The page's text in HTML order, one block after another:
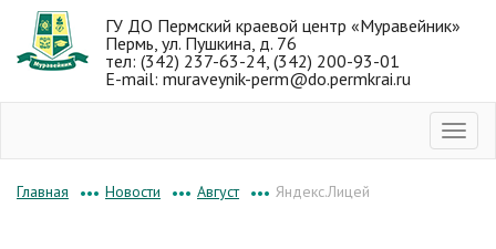
ГУ ДО Пермский краевой центр «Муравейник»
Пермь, ул. Пушкина, д. 76
тел: (342) 237-63-24, (342) 200-93-01
E-mail: muraveynik-perm@do.permkrai.ru
Главная ••• Новости ••• Август ••• Яндекс.Лицей